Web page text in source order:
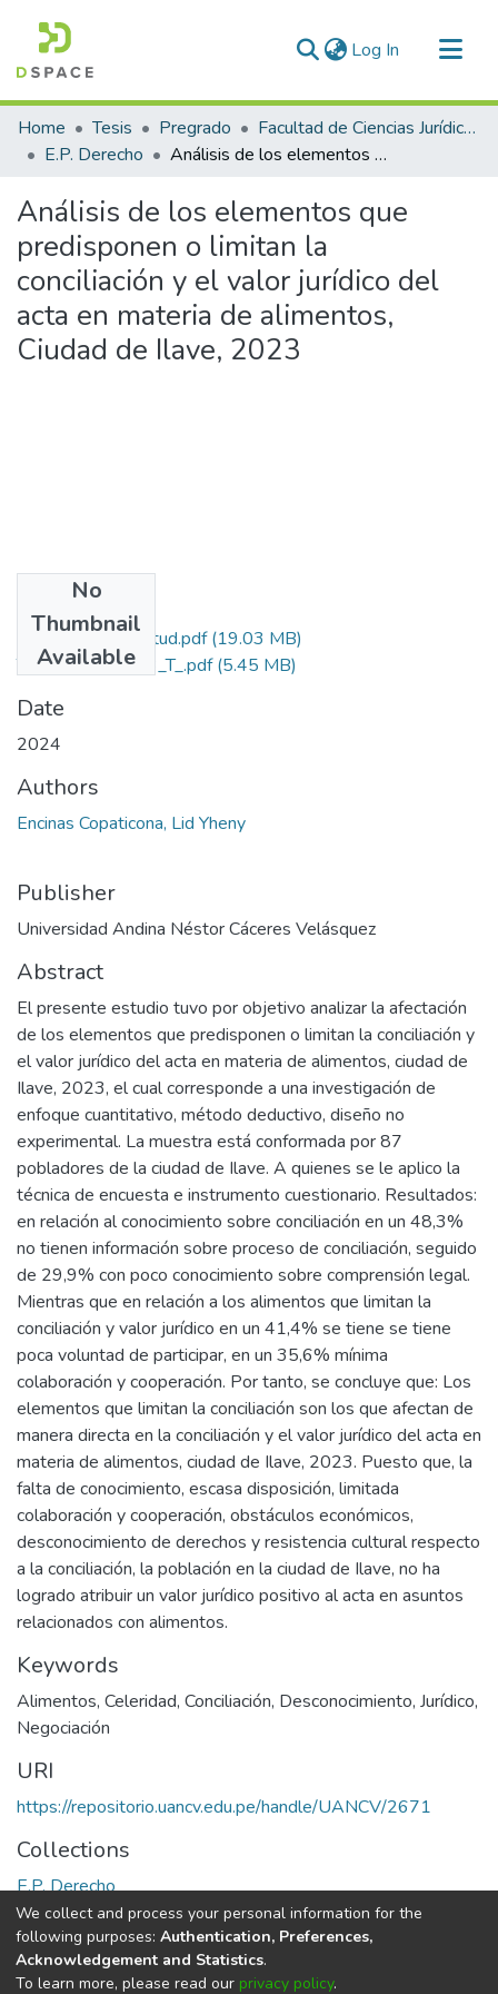
Log In (current)
Communities & Collections
All of DSpace
Home Tesis Pregrado
Facultad de Ciencias Jurídicas y Políticas
E.P. Derecho
Análisis de los elementos que predisponen o limitan la conciliación y el valor jurídico del acta en materia de alimentos, Ciudad de Ilave, 2023
Análisis de los elementos que
predisponen o limitan la
conciliación y el valor jurídico del
acta en materia de alimentos,
Ciudad de Ilave, 2023
No
Thumbnail
Available
Grado de Similitud.pdf(19.03 MB)
T036_72493023_T_.pdf(5.45 MB)
Date
2024
Authors
Encinas Copaticona, Lid Yheny
Publisher
Universidad Andina Néstor Cáceres Velásquez
Abstract
El presente estudio tuvo por objetivo analizar la afectación
de los elementos que predisponen o limitan la conciliación y
el valor jurídico del acta en materia de alimentos, ciudad de
Ilave, 2023, el cual corresponde a una investigación de
enfoque cuantitativo, método deductivo, diseño no
experimental. La muestra está conformada por 87
pobladores de la ciudad de Ilave. A quienes se le aplico la
técnica de encuesta e instrumento cuestionario. Resultados:
en relación al conocimiento sobre conciliación en un 48,3%
no tienen información sobre proceso de conciliación, seguido
de 29,9% con poco conocimiento sobre comprensión legal.
Mientras que en relación a los alimentos que limitan la
conciliación y valor jurídico en un 41,4% se tiene se tiene
poca voluntad de participar, en un 35,6% mínima
colaboración y cooperación. Por tanto, se concluye que: Los
elementos que limitan la conciliación son los que afectan de
manera directa en la conciliación y el valor jurídico del acta en
materia de alimentos, ciudad de Ilave, 2023. Puesto que, la
falta de conocimiento, escasa disposición, limitada
colaboración y cooperación, obstáculos económicos,
desconocimiento de derechos y resistencia cultural respecto
a la conciliación, la población en la ciudad de Ilave, no ha
logrado atribuir un valor jurídico positivo al acta en asuntos
relacionados con alimentos.
Keywords
Alimentos, Celeridad, Conciliación, Desconocimiento, Jurídico,
Negociación
URI
https://repositorio.uancv.edu.pe/handle/UANCV/2671
Collections
E.P. Derecho
Full item page
We collect and process your personal information for the
following purposes: Authentication, Preferences,
Acknowledgement and Statistics.
To learn more, please read our privacy policy.